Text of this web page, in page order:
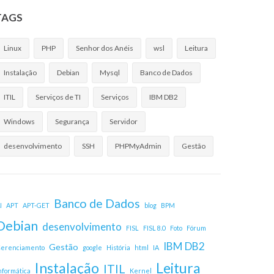
Linux PHP Senhor dos Anéis wsl Leitura
Instalação Debian Mysql Banco de Dados
ITIL Serviços de TI Serviços IBM DB2
Windows Segurança Servidor
desenvolvimento SSH PHPMyAdmin Gestão
APT APT-GET Banco de Dados blog BPM
desenvolvimento FISL FISL 8.0 Foto Fórum
Gestão google História html IA IBM DB2
Instalação ITIL Kernel Leitura